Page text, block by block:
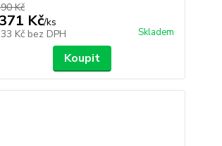
Kč
Kč/ks
Kč bez DPH Skladem
Koupit